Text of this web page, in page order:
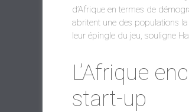
d’Afrique en termes de
abritent une des populations
leur épingle du jeu, souligne
L’Afrique
start-up